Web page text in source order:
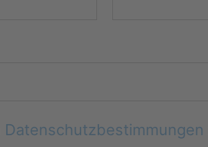
Datenschutzbestimmungen